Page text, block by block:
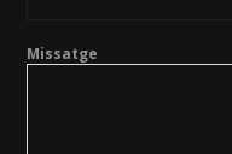
Missatge